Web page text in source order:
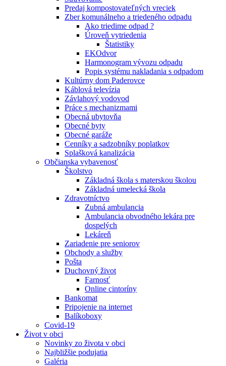
Predaj kompostovateľných vreciek
Zber komunálneho a triedeného odpadu
Ako triedime odpad ?
Úroveň vytriedenia
Štatistiky
EKOdvor
Harmonogram vývozu odpadu
Popis systému nakladania s odpadom
Kultúrny dom Paderovce
Káblová televízia
Závlahový vodovod
Práce s mechanizmami
Obecná ubytovňa
Obecné byty
Obecné garáže
Cenníky a sadzobníky poplatkov
Splašková kanalizácia
Občianska vybavenosť
Školstvo
Základná škola s materskou školou
Základná umelecká škola
Zdravotníctvo
Zubná ambulancia
Ambulancia obvodného lekára pre
dospelých
Lekáreň
Zariadenie pre seniorov
Obchody a služby
Pošta
Duchovný život
Farnosť
Online cintoríny
Bankomat
Pripojenie na internet
Balíkoboxy
Covid-19
Život v obci
Novinky zo života v obci
Najbližšie podujatia
Galéria